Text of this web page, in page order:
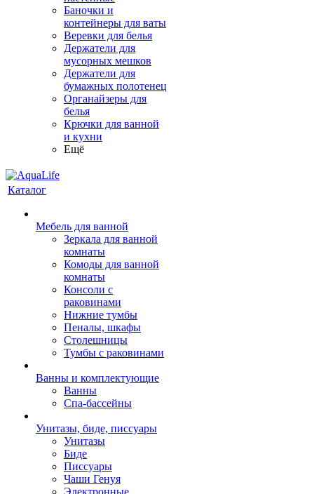
Баночки и
контейнеры для ваты
Веревки для белья
Держатели для
мусорных мешков
Держатели для
бумажных полотенец
Органайзеры для
белья
Крючки для ванной
и кухни
Ещё
Каталог
Мебель для ванной
Зеркала для ванной
комнаты
Комоды для ванной
комнаты
Консоли с
раковинами
Нижние тумбы
Пеналы, шкафы
Столешницы
Тумбы с раковинами
Ванны и комплектующие
Ванны
Спа-бассейны
Унитазы, биде, писсуары
Унитазы
Биде
Писсуары
Чаши Генуя
Электронные